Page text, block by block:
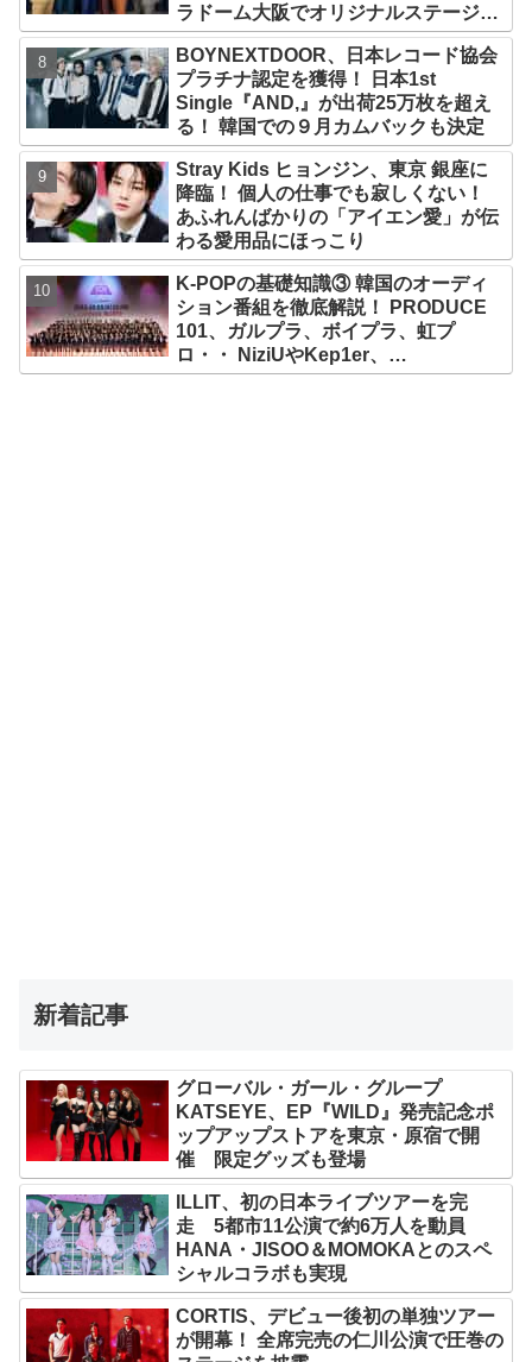
ラドーム大阪でオリジナルステージパ
フォーマンス披露！ 卒業パーティーを
コンセプトにスーツで魅了【動画あ
り】
BOYNEXTDOOR、日本レコード協会
プラチナ認定を獲得！ 日本1st
Single『AND,』が出荷25万枚を超え
る！ 韓国での９月カムバックも決定
Stray Kids ヒョンジン、東京 銀座に
降臨！ 個人の仕事でも寂しくない！
あふれんばかりの「アイエン愛」が伝
わる愛用品にほっこり
K-POPの基礎知識③ 韓国のオーディ
ション番組を徹底解説！ PRODUCE
101、ガルプラ、ボイプラ、虹プ
ロ・・ NiziUやKep1er、
ZEROBASEONEら人気グループが
新着記事
グローバル・ガール・グループ
KATSEYE、EP『WILD』発売記念ポ
ップアップストアを東京・原宿で開
催 限定グッズも登場
ILLIT、初の日本ライブツアーを完
走 5都市11公演で約6万人を動員
HANA・JISOO＆MOMOKAとのスペ
シャルコラボも実現
CORTIS、デビュー後初の単独ツアー
が開幕！ 全席完売の仁川公演で圧巻の